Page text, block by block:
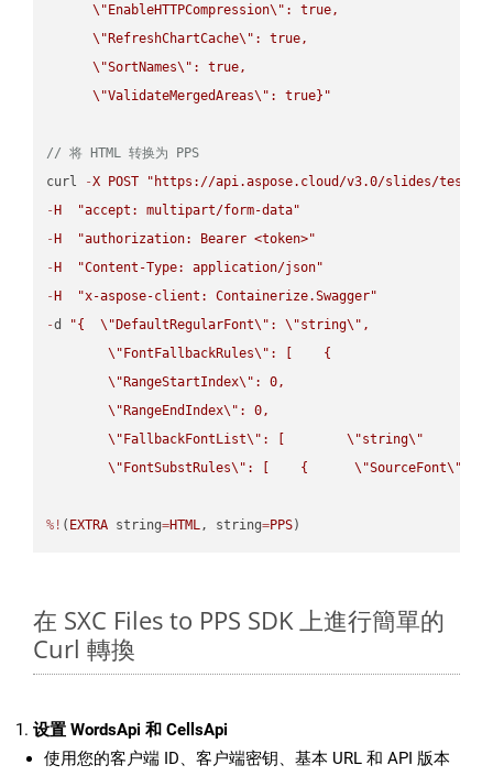
\" EnableHTTPCompression\" : true,
\" RefreshChartCache\" : true,
\"SortNames\" : true,
\"ValidateMergedAreas\" : true}"
// 将 HTML 转换为 PPS
curl
-X POST
"https://api.aspose.cloud/v3.0/slides/test-
- H
"accept: multipart/form-data"
- H
"authorization: Bearer <token>"
- H
"Content-Type: application/json"
- H
"x-aspose-client: Containerize.Swagger"
-d "{ \" DefaultRegularFont\" : \"string\" ,
\" FontFallbackRules\" : [    {
\" RangeStartIndex\" : 0,
\" RangeEndIndex\" : 0,
\" FallbackFontList\" : [ \"string\"
\" FontSubstRules\" : [    { \"SourceFont\"
%! ( EXTRA string=HTML, string=PPS)
在 SXC Files to PPS SDK 上進行簡單的
Curl 轉換
设置 WordsApi 和 CellsApi
使用您的客户端 ID、客户端密钥、基本 URL 和 API 版本